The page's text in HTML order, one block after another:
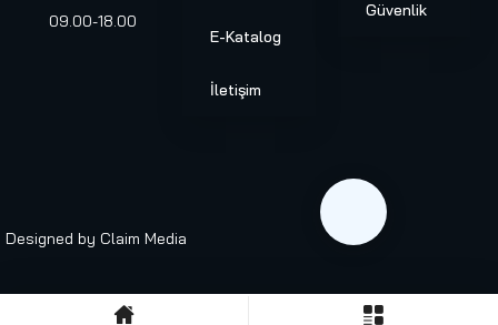
09.00-18.00
E-Katalog
İletişim
Güvenlik
Designed by Claim Media